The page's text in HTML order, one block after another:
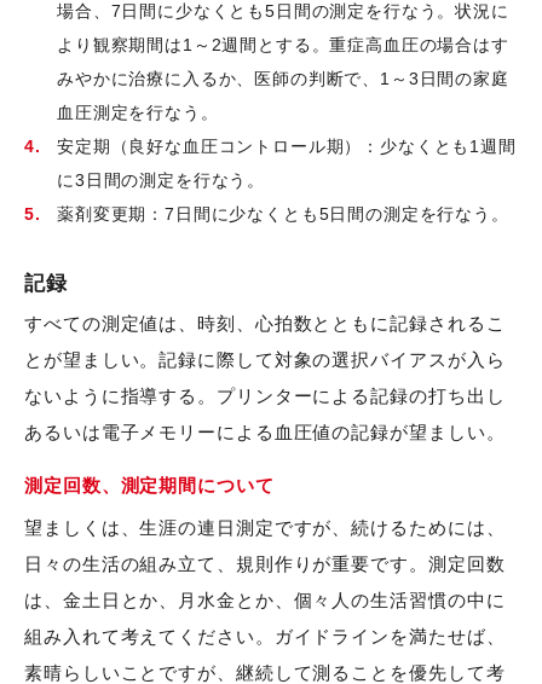
場合、7日間に少なくとも5日間の測定を行なう。状況に
より観察期間は1～2週間とする。重症高血圧の場合はす
みやかに治療に入るか、医師の判断で、1～3日間の家庭
血圧測定を行なう。
安定期（良好な血圧コントロール期）：少なくとも1週間
に3日間の測定を行なう。
薬剤変更期：7日間に少なくとも5日間の測定を行なう。
記録
すべての測定値は、時刻、心拍数とともに記録されるこ
とが望ましい。記録に際して対象の選択バイアスが入ら
ないように指導する。プリンターによる記録の打ち出し
あるいは電子メモリーによる血圧値の記録が望ましい。
測定回数、測定期間について
望ましくは、生涯の連日測定ですが、続けるためには、
日々の生活の組み立て、規則作りが重要です。測定回数
は、金土日とか、月水金とか、個々人の生活習慣の中に
組み入れて考えてください。ガイドラインを満たせば、
素晴らしいことですが、継続して測ることを優先して考